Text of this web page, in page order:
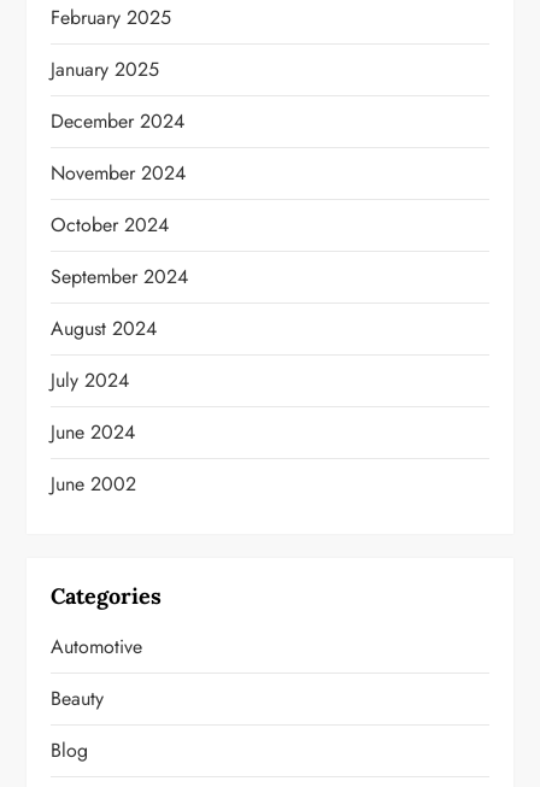
February 2025
January 2025
December 2024
November 2024
October 2024
September 2024
August 2024
July 2024
June 2024
June 2002
Categories
Automotive
Beauty
Blog